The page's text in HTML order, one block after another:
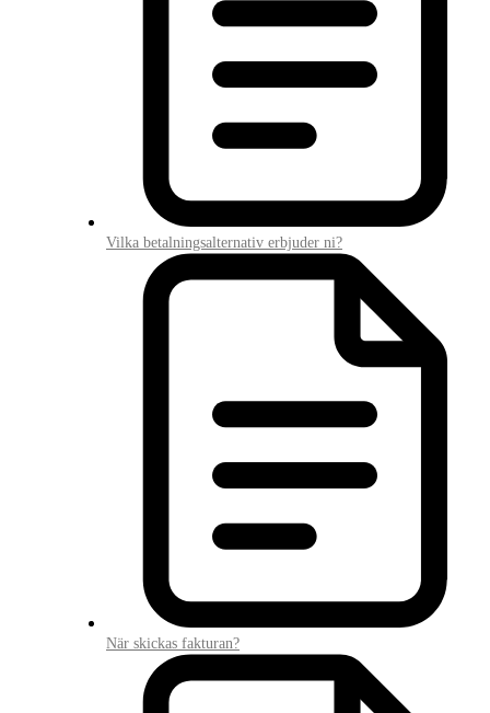
Vilka betalningsalternativ erbjuder ni?
När skickas fakturan?